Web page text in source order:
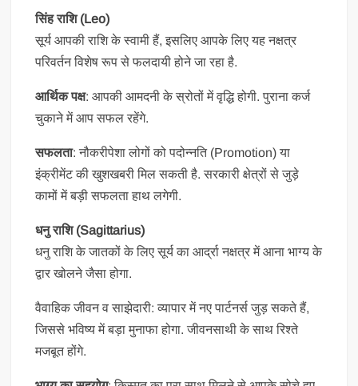
सिंह राशि (Leo)
सूर्य आपकी राशि के स्वामी हैं, इसलिए आपके लिए यह नक्षत्र
परिवर्तन विशेष रूप से फलदायी होने जा रहा है.
आर्थिक पक्ष: आपकी आमदनी के स्रोतों में वृद्धि होगी. पुराना कर्ज
चुकाने में आप सफल रहेंगे.
सफलता: नौकरीपेशा लोगों को पदोन्नति (Promotion) या
इंक्रीमेंट की खुशखबरी मिल सकती है. सरकारी क्षेत्रों से जुड़े
कामों में बड़ी सफलता हाथ लगेगी.
धनु राशि (Sagittarius)
धनु राशि के जातकों के लिए सूर्य का आर्द्रा नक्षत्र में आना भाग्य के
द्वार खोलने जैसा होगा.
वैवाहिक जीवन व साझेदारी: व्यापार में नए पार्टनर्स जुड़ सकते हैं,
जिससे भविष्य में बड़ा मुनाफा होगा. जीवनसाथी के साथ रिश्ते
मजबूत होंगे.